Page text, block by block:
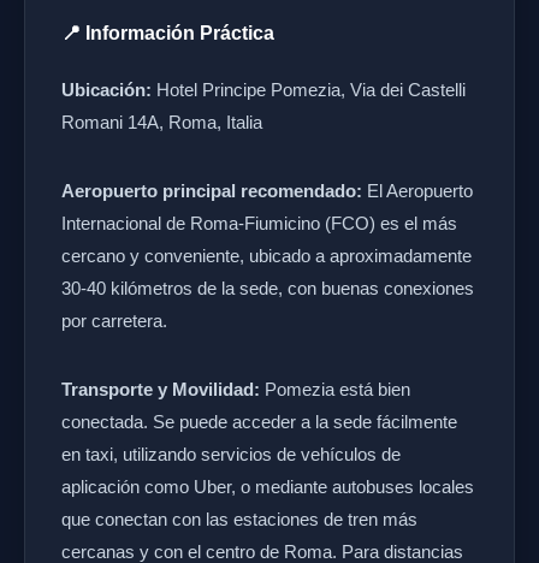
📍 Información Práctica
Ubicación: Hotel Principe Pomezia, Via dei Castelli
Romani 14A, Roma, Italia
Aeropuerto principal recomendado: El Aeropuerto
Internacional de Roma-Fiumicino (FCO) es el más
cercano y conveniente, ubicado a aproximadamente
30-40 kilómetros de la sede, con buenas conexiones
por carretera.
Transporte y Movilidad: Pomezia está bien
conectada. Se puede acceder a la sede fácilmente
en taxi, utilizando servicios de vehículos de
aplicación como Uber, o mediante autobuses locales
que conectan con las estaciones de tren más
cercanas y con el centro de Roma. Para distancias